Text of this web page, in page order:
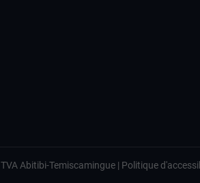
TVA Abitibi-Temiscamingue | Politique